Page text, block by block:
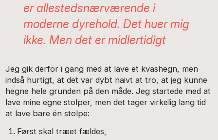
er allestedsnærværende i
moderne dyrehold. Det huer mig
ikke. Men det er midlertidigt
Jeg gik derfor i gang med at lave et kvashegn, men
indså hurtigt, at det var dybt naivt at tro, at jeg kunne
hegne hele grunden på den måde. Jeg startede med at
lave mine egne stolper, men det tager virkelig lang tid
at lave bare én stolpe:
Først skal træet fældes,